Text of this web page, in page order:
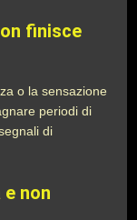
finisce
o la sensazione
periodi di
di
non